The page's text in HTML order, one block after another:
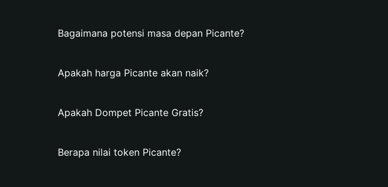
Bagaimana potensi masa depan Picante?
Apakah harga Picante akan naik?
Apakah Dompet Picante Gratis?
Berapa nilai token Picante?